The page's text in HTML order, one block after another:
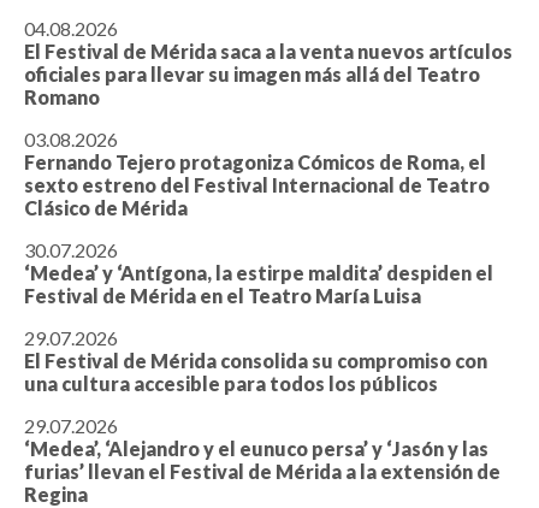
04.08.2026
El Festival de Mérida saca a la venta nuevos artículos
oficiales para llevar su imagen más allá del Teatro
Romano
03.08.2026
Fernando Tejero protagoniza Cómicos de Roma, el
sexto estreno del Festival Internacional de Teatro
Clásico de Mérida
30.07.2026
‘Medea’ y ‘Antígona, la estirpe maldita’ despiden el
Festival de Mérida en el Teatro María Luisa
29.07.2026
El Festival de Mérida consolida su compromiso con
una cultura accesible para todos los públicos
29.07.2026
‘Medea’, ‘Alejandro y el eunuco persa’ y ‘Jasón y las
furias’ llevan el Festival de Mérida a la extensión de
Regina